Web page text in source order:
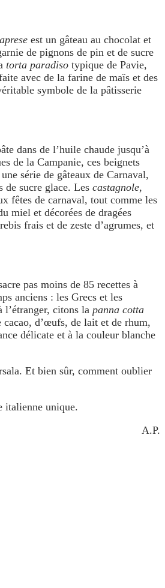
est un gâteau au chocolat et
de pignons de pin et de sucre
torta paradiso typique de Pavie,
avec de la farine de maïs et des
symbole de la pâtisserie
dans de l’huile chaude jusqu’à
de la Campanie, ces beignets
série de gâteaux de Carnaval,
de sucre glace. Les castagnole,
fêtes de carnaval, tout comme les
miel et décorées de dragées
frais et de zeste d’agrumes, et
pas moins de 85 recettes à
anciens : les Grecs et les
l’étranger, citons la panna cotta
cacao, d’œufs, de lait et de rhum,
délicate et à la couleur blanche
Et bien sûr, comment oublier
italienne unique.
A.P.